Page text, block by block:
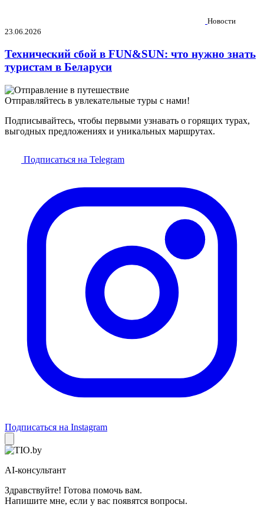
Новости
23.06.2026
Технический сбой в FUN&SUN: что нужно знать
туристам в Беларуси
Отправляйтесь в увлекательные туры с нами!
Подписывайтесь, чтобы первыми узнавать о горящих турах,
выгодных предложениях и уникальных маршрутах.
Подписаться на Telegram
Подписаться на Instagram
AI-консультант
Здравствуйте! Готова помочь вам.
Напишите мне, если у вас появятся вопросы.